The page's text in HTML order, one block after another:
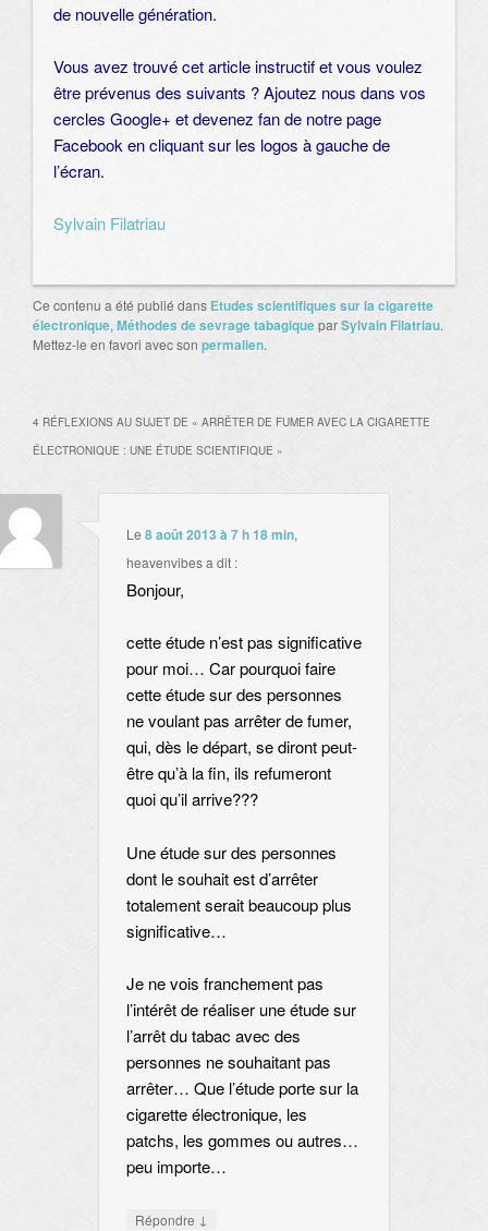
de nouvelle génération.
Vous avez trouvé cet article instructif et vous voulez
être prévenus des suivants ? Ajoutez nous dans vos
cercles Google+ et devenez fan de notre page
Facebook en cliquant sur les logos à gauche de
l’écran.
Sylvain Filatriau
Ce contenu a été publié dans Etudes scientifiques sur la cigarette
électronique, Méthodes de sevrage tabagiqueparSylvain Filatriau.
Mettez-le en favori avec son permalien.
4 RÉFLEXIONS AU SUJET DE « ARRÊTER DE FUMER AVEC LA CIGARETTE
ÉLECTRONIQUE : UNE ÉTUDE SCIENTIFIQUE »
Le 8 août 2013 à 7 h 18 min,
heavenvibesa dit :
Bonjour,
cette étude n’est pas significative
pour moi… Car pourquoi faire
cette étude sur des personnes
ne voulant pas arrêter de fumer,
qui, dès le départ, se diront peut-
être qu’à la fin, ils refumeront
quoi qu’il arrive???
Une étude sur des personnes
dont le souhait est d’arrêter
totalement serait beaucoup plus
significative…
Je ne vois franchement pas
l’intérêt de réaliser une étude sur
l’arrêt du tabac avec des
personnes ne souhaitant pas
arrêter… Que l’étude porte sur la
cigarette électronique, les
patchs, les gommes ou autres…
peu importe…
Répondre ↓